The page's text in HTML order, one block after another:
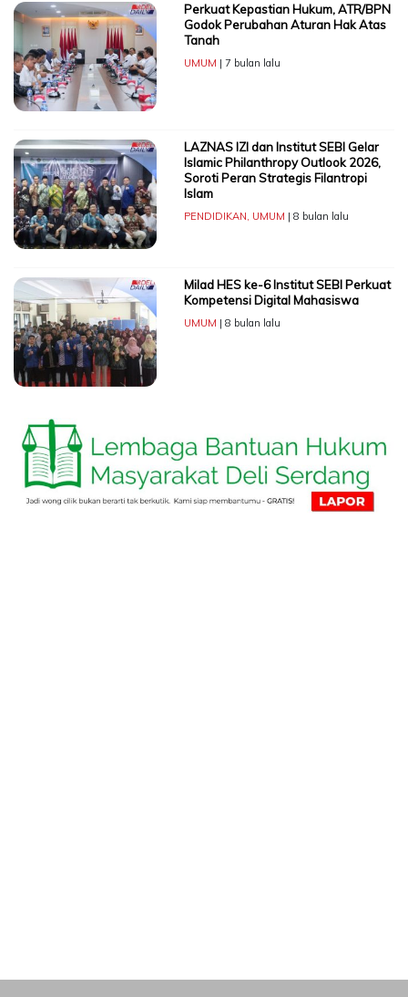
Perkuat Kepastian Hukum, ATR/BPN
Godok Perubahan Aturan Hak Atas
Tanah
UMUM | 7 bulan lalu
LAZNAS IZI dan Institut SEBI Gelar
Islamic Philanthropy Outlook 2026,
Soroti Peran Strategis Filantropi
Islam
PENDIDIKAN UMUM | 8 bulan lalu
Milad HES ke-6 Institut SEBI Perkuat
Kompetensi Digital Mahasiswa
UMUM | 8 bulan lalu